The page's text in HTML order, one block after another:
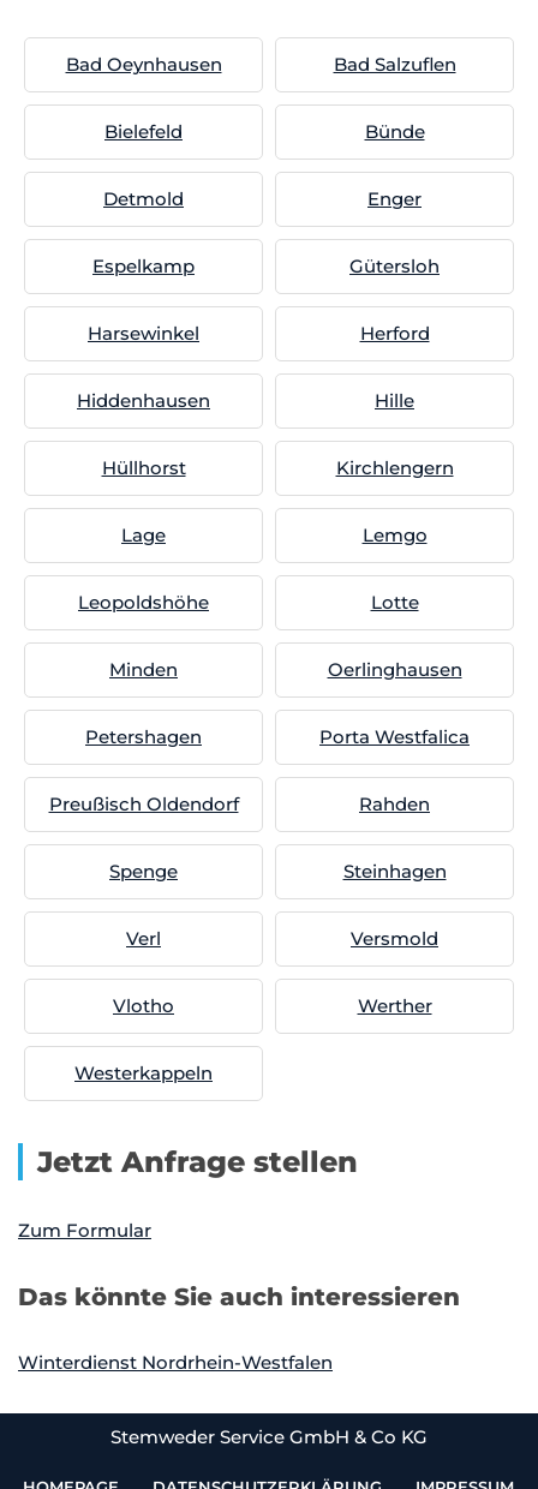
Bad Oeynhausen Bad Salzuflen
Bielefeld Bünde
Detmold Enger
Espelkamp Gütersloh
Harsewinkel Herford
Hiddenhausen Hille
Hüllhorst Kirchlengern
Lage Lemgo
Leopoldshöhe Lotte
Minden Oerlinghausen
Petershagen Porta Westfalica
Preußisch Oldendorf Rahden
Spenge Steinhagen
Verl Versmold
Vlotho Werther
Westerkappeln
Jetzt Anfrage stellen
Zum Formular
Das könnte Sie auch interessieren
Winterdienst Nordrhein-Westfalen
Stemweder Service GmbH & Co KG